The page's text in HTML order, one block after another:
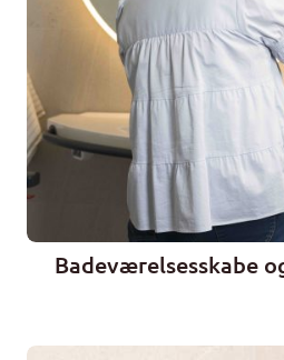
Badeværelsesskabe